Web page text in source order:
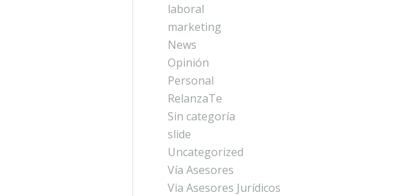
laboral
marketing
News
Opinión
Personal
RelanzaTe
Sin categoría
slide
Uncategorized
Vía Asesores
Via Asesores Jurídicos